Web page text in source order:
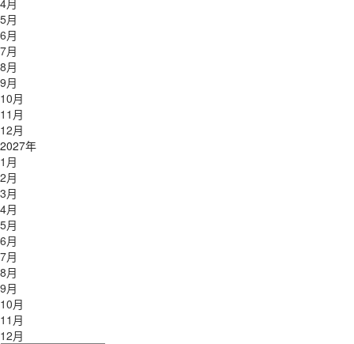
5月
6月
7月
8月
9月
10月
11月
12月
2027年
1月
2月
3月
4月
5月
6月
7月
8月
9月
10月
11月
12月